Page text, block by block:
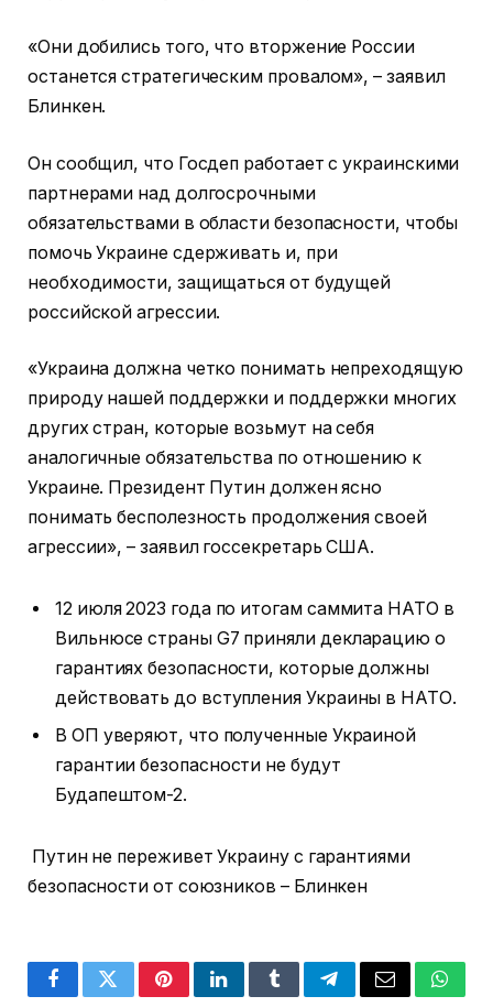
«Они добились того, что вторжение России
останется стратегическим провалом», – заявил
Блинкен.
Он сообщил, что Госдеп работает с украинскими
партнерами над долгосрочными
обязательствами в области безопасности, чтобы
помочь Украине сдерживать и, при
необходимости, защищаться от будущей
российской агрессии.
«Украина должна четко понимать непреходящую
природу нашей поддержки и поддержки многих
других стран, которые возьмут на себя
аналогичные обязательства по отношению к
Украине. Президент Путин должен ясно
понимать бесполезность продолжения своей
агрессии», – заявил госсекретарь США.
12 июля 2023 года по итогам саммита НАТО в
Вильнюсе страны G7 приняли декларацию о
гарантиях безопасности, которые должны
действовать до вступления Украины в НАТО.
В ОП уверяют, что полученные Украиной
гарантии безопасности не будут
Будапештом-2.
Путин не переживет Украину с гарантиями
безопасности от союзников – Блинкен
FacebookTwitterPinterestLinkedInTumblrTelegramEmail